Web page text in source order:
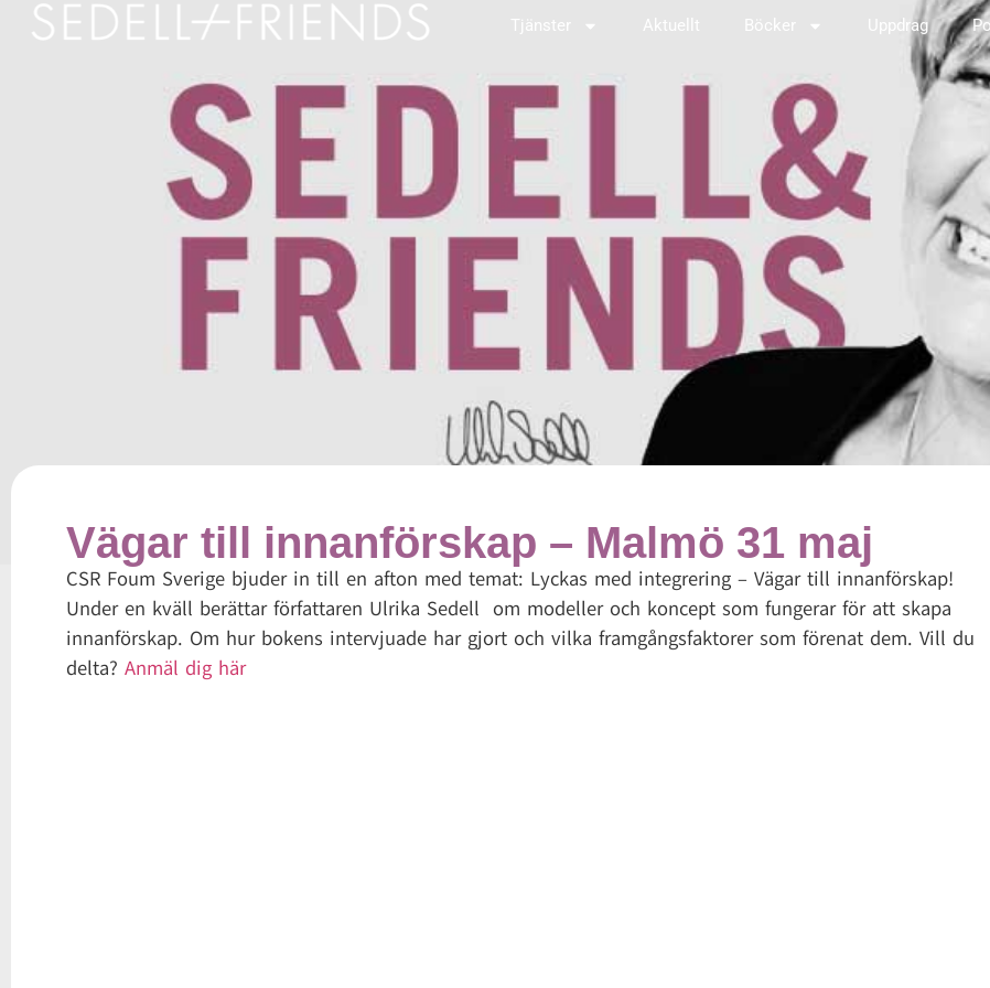
Tjänster Aktuellt Böcker Uppdrag
Vägar till innanförskap – Malmö 31 maj
CSR Foum Sverige bjuder in till en afton med temat: Lyckas med integrering – Vägar till innanförskap!
Under en kväll berättar författaren Ulrika Sedell om modeller och koncept som fungerar för att skapa
innanförskap. Om hur bokens intervjuade har gjort och vilka framgångsfaktorer som förenat dem. Vill du
delta? Anmäl dig här